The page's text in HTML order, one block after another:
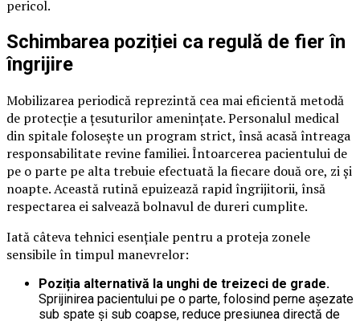
pericol.
Schimbarea poziției ca regulă de fier în
îngrijire
Mobilizarea periodică reprezintă cea mai eficientă metodă
de protecție a țesuturilor amenințate. Personalul medical
din spitale folosește un program strict, însă acasă întreaga
responsabilitate revine familiei. Întoarcerea pacientului de
pe o parte pe alta trebuie efectuată la fiecare două ore, zi și
noapte. Această rutină epuizează rapid îngrijitorii, însă
respectarea ei salvează bolnavul de dureri cumplite.
Iată câteva tehnici esențiale pentru a proteja zonele
sensibile în timpul manevrelor:
Poziția alternativă la unghi de treizeci de grade.
Sprijinirea pacientului pe o parte, folosind perne așezate
sub spate și sub coapse, reduce presiunea directă de